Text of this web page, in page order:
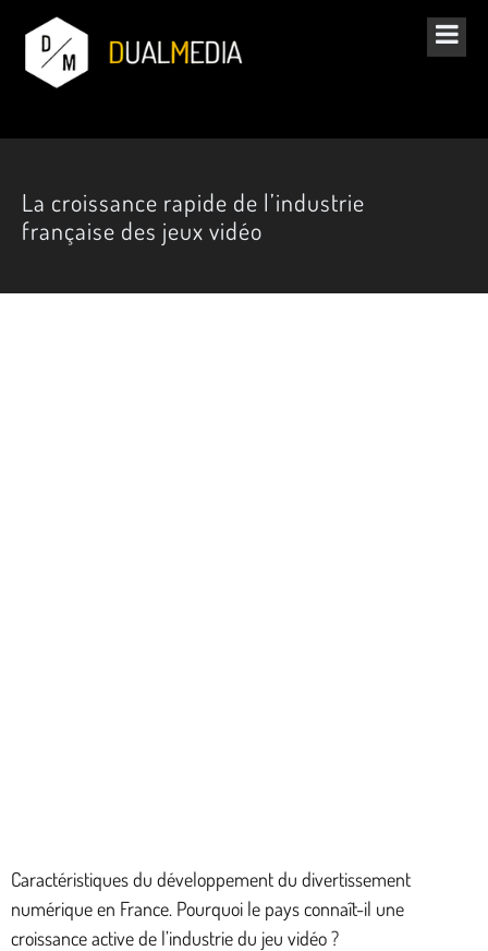
La croissance rapide de l’industrie
française des jeux vidéo
Caractéristiques du développement du divertissement
numérique en France. Pourquoi le pays connaît-il une
croissance active de l’industrie du jeu vidéo ?